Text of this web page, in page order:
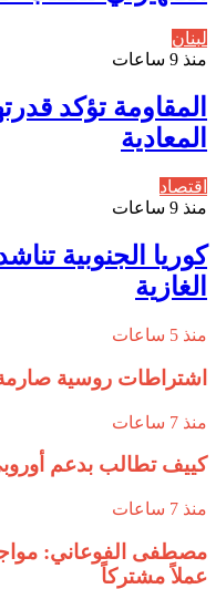
لبنان
منذ 9 ساعات
المقاومة تؤكد
المعادية
اقتصاد
منذ 9 ساعات
كوريا الجنوبية
الغازية
منذ 5 ساعات
اشتراطات روسية صارمة
منذ 7 ساعات
كييف تطالب بدعم
منذ 7 ساعات
مصطفى الفوعاني:
عملاً مشتركاً